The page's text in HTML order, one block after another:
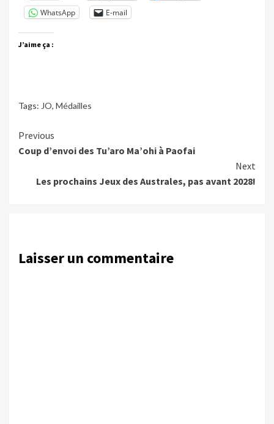
WhatsApp
E-mail
J’aime ça :
Tags: JO, Médailles
Continue
Reading
Previous
Coup d’envoi des Tu’aro Ma’ohi à Paofai
Next
Les prochains Jeux des Australes, pas avant 2028!
Laisser un commentaire